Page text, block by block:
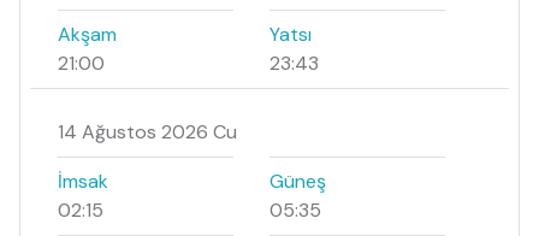
Akşam
21:00
Yatsı
23:43
14 Ağustos 2026 Cu
İmsak
02:15
Güneş
05:35